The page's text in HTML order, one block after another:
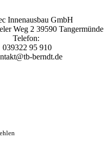
Innenausbau GmbH
Weg 2 39590 Tangermünde
Telefon:
039322 95 910
berndt.de